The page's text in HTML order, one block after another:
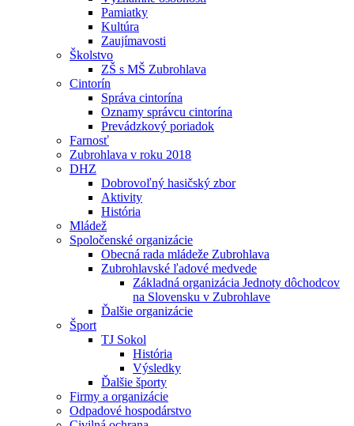
Pamiatky
Kultúra
Zaujímavosti
Školstvo
ZŠ s MŠ Zubrohlava
Cintorín
Správa cintorína
Oznamy správcu cintorína
Prevádzkový poriadok
Farnosť
Zubrohlava v roku 2018
DHZ
Dobrovoľný hasičský zbor
Aktivity
História
Mládež
Spoločenské organizácie
Obecná rada mládeže Zubrohlava
Zubrohlavské ľadové medvede
Základná organizácia Jednoty dôchodcov
na Slovensku v Zubrohlave
Ďalšie organizácie
Šport
TJ Sokol
História
Výsledky
Ďalšie športy
Firmy a organizácie
Odpadové hospodárstvo